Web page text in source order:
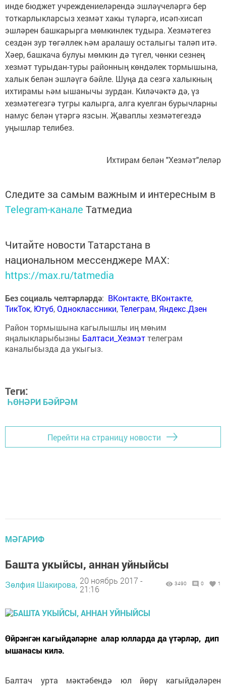
инде бюджет учреждениеләрендә эшләүчеләргә бер
тоткарлыкларсыз хезмәт хакы түләргә, исәп-хисап
эшләрен башкарырга мөмкинлек тудыра. Хезмәтегез
сездән зур төгәллек һәм аралашу осталыгы таләп итә.
Хәер, башкача булуы мөмкин дә түгел, чөнки сезнең
хезмәт турыдан-туры районның көндәлек тормышына,
халык белән эшләүгә бәйле. Шуңа да сезгә халыкның
ихтирамы һәм ышанычы зурдан. Киләчәктә дә, үз
хезмәтегезгә тугры калырга, алга куелган бурычларны
намус белән үтәргә язсын. Җаваплы хезмәтегездә
уңышлар телибез.
Ихтирам белән "Хезмәт"леләр
Следите за самым важным и интересным в
Telegram-канале Татмедиа
Читайте новости Татарстана в
национальном мессенджере MАХ:
https://max.ru/tatmedia
Без социаль челтәрләрдә: ВКонтакте, ВКонтакте,
ТикТок, Ютуб,Одноклассники,Телеграм, Яндекс.Дзен
Район тормышына кагылышлы иң мөһим
яңалыкларыбызны Балтаси_Хезмэттелеграм
каналыбызда да укыгыз.
Теги:
ҺӨНӘРИ БӘЙРӘМ
Перейти на страницу новости
МӘГАРИФ
Башта укыйсы, аннан уйныйсы
Зөлфия Шакирова, 20 ноябрь 2017 -
21:16
3490 0 1
Өйрәнгән кагыйдәләрне алар юлларда да үтәрләр, дип
ышанасы килә.
Балтач урта мәктәбендә юл йөрү кагыйдәләрен